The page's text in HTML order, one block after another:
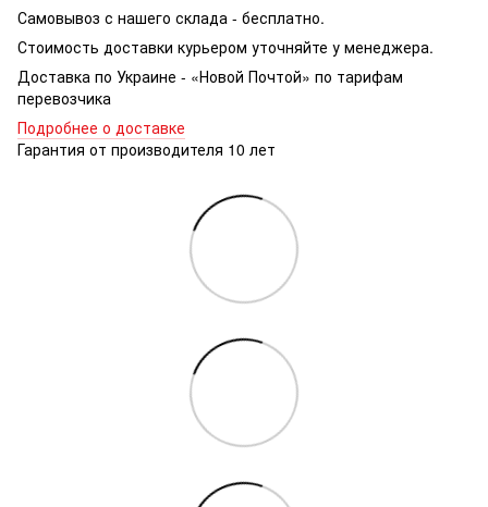
Самовывоз с нашего склада - бесплатно.
Стоимость доставки курьером уточняйте у менеджера.
Доставка по Украине - «Новой Почтой» по тарифам
перевозчика
Подробнее о доставке
Гарантия от производителя 10 лет